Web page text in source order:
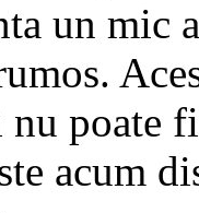
un mic
poate
acum